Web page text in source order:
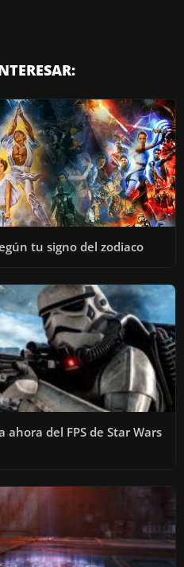
O
tu signo del zodiaco
del FPS de Star Wars